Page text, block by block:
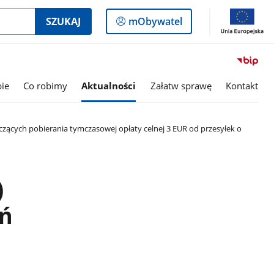
SZUKAJ
Logowanie
do
mObywatel
Co robimy Aktualności Załatw sprawę Kontakt
pobierania tymczasowej opłaty celnej 3 EUR od przesyłek o